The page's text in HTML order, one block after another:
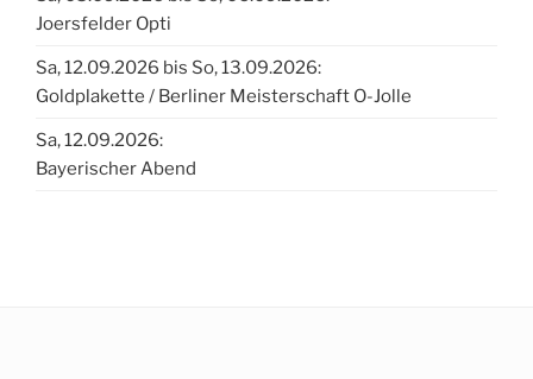
Joersfelder Opti
Sa, 12.09.2026 bis So, 13.09.2026:
Goldplakette / Berliner Meisterschaft O-Jolle
Sa, 12.09.2026:
Bayerischer Abend